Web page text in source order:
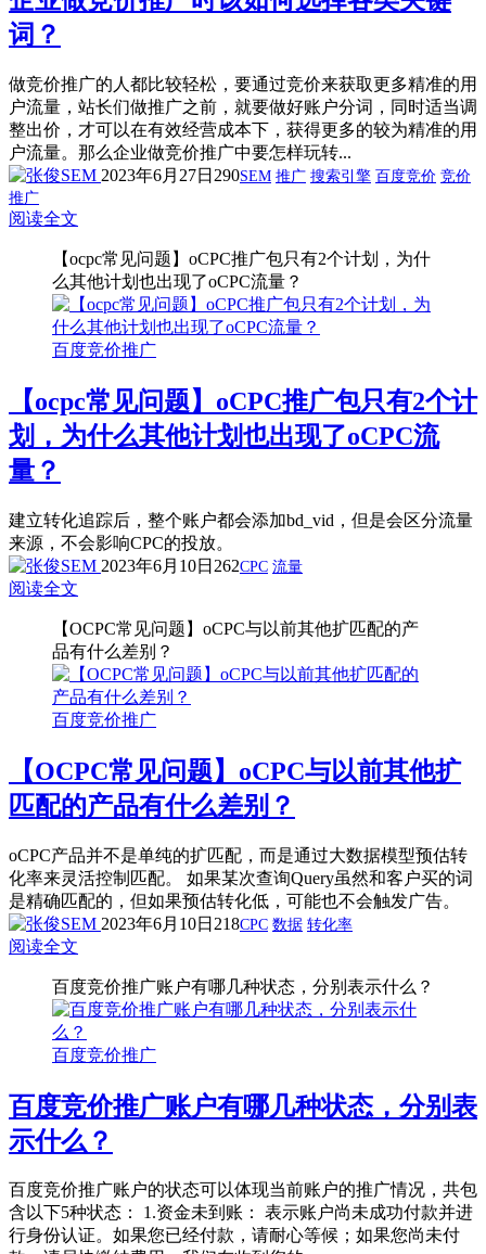
词？
做竞价推广的人都比较轻松，要通过竞价来获取更多精准的用
户流量，站长们做推广之前，就要做好账户分词，同时适当调
整出价，才可以在有效经营成本下，获得更多的较为精准的用
户流量。那么企业做竞价推广中要怎样玩转...
2023年6月27日 290SEM 推广 搜索引擎 百度竞价 竞价
推广
阅读全文
【ocpc常见问题】oCPC推广包只有2个计划，为什
么其他计划也出现了oCPC流量？
百度竞价推广
【ocpc常见问题】oCPC推广包只有2个计
划，为什么其他计划也出现了oCPC流
量？
建立转化追踪后，整个账户都会添加bd_vid，但是会区分流量
来源，不会影响CPC的投放。
2023年6月10日 262CPC 流量
阅读全文
【OCPC常见问题】oCPC与以前其他扩匹配的产
品有什么差别？
百度竞价推广
【OCPC常见问题】oCPC与以前其他扩
匹配的产品有什么差别？
oCPC产品并不是单纯的扩匹配，而是通过大数据模型预估转
化率来灵活控制匹配。 如果某次查询Query虽然和客户买的词
是精确匹配的，但如果预估转化低，可能也不会触发广告。
2023年6月10日 218CPC 数据 转化率
阅读全文
百度竞价推广账户有哪几种状态，分别表示什么？
百度竞价推广
百度竞价推广账户有哪几种状态，分别表
示什么？
百度竞价推广账户的状态可以体现当前账户的推广情况，共包
含以下5种状态： 1.资金未到账： 表示账户尚未成功付款并进
行身份认证。如果您已经付款，请耐心等候；如果您尚未付